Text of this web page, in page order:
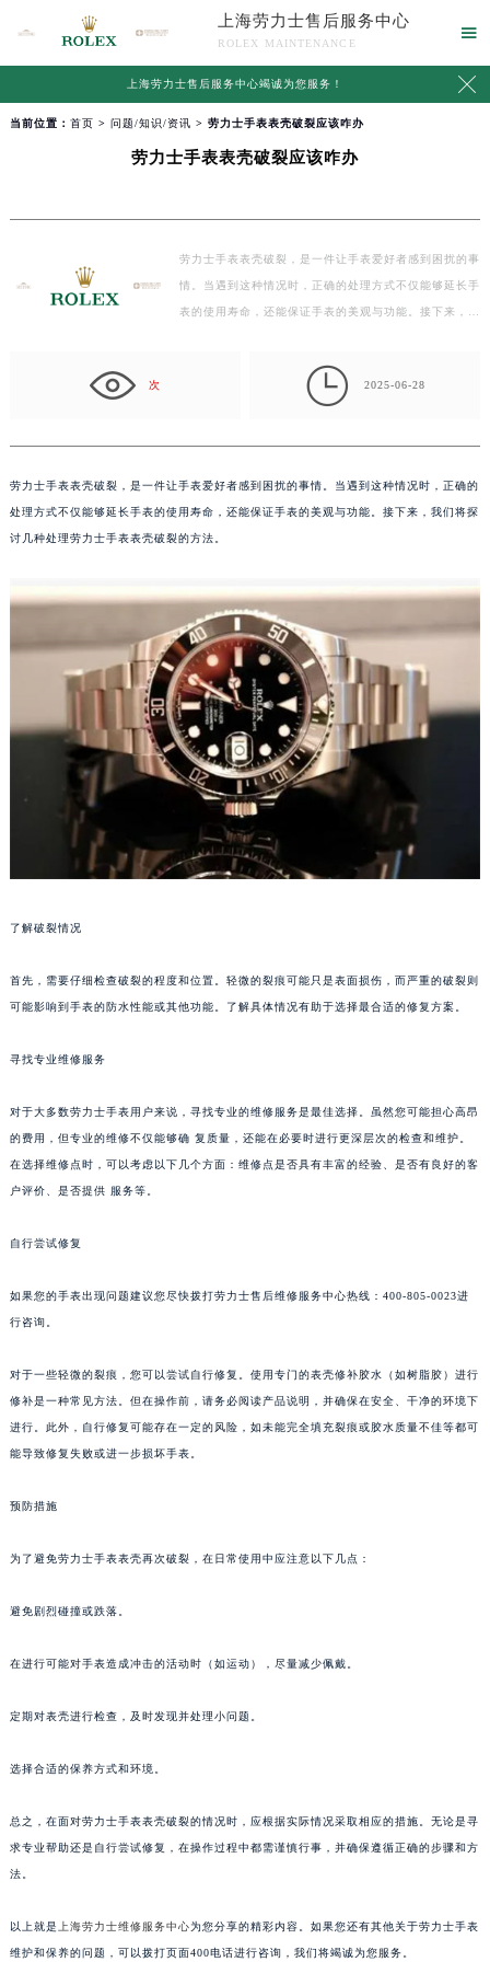
上海劳力士售后服务中心
ROLEX MAINTENANCE

上海劳力士售后服务中心竭诚为您服务！ 
当前位置： 首页 > 问题/知识/资讯 > 劳力士手表表壳破裂应该咋办
劳力士手表表壳破裂应该咋办
劳力士手表表壳破裂，是一件让手表爱好者感到困扰的事
情。当遇到这种情况时，正确的处理方式不仅能够延长手
表的使用寿命，还能保证手表的美观与功能。接下来，
次  2025-06-28
劳力士手表表壳破裂，是一件让手表爱好者感到困扰的事情。当遇到这种情况时，正确的
处理方式不仅能够延长手表的使用寿命，还能保证手表的美观与功能。接下来，我们将探
讨几种处理劳力士手表表壳破裂的方法。
了解破裂情况
首先，需要仔细检查破裂的程度和位置。轻微的裂痕可能只是表面损伤，而严重的破裂则
可能影响到手表的防水性能或其他功能。了解具体情况有助于选择最合适的修复方案。
寻找专业维修服务
对于大多数劳力士手表用户来说，寻找专业的维修服务是最佳选择。虽然您可能担心高昂
的费用，但专业的维修不仅能够确 复质量，还能在必要时进行更深层次的检查和维护。
在选择维修点时，可以考虑以下几个方面：维修点是否具有丰富的经验、是否有良好的客
户评价、是否提供 服务等。
自行尝试修复
如果您的手表出现问题建议您尽快拨打劳力士售后维修服务中心热线：400-805-0023进
行咨询。
对于一些轻微的裂痕，您可以尝试自行修复。使用专门的表壳修补胶水（如树脂胶）进行
修补是一种常见方法。但在操作前，请务必阅读产品说明，并确保在安全、干净的环境下
进行。此外，自行修复可能存在一定的风险，如未能完全填充裂痕或胶水质量不佳等都可
能导致修复失败或进一步损坏手表。
预防措施
为了避免劳力士手表表壳再次破裂，在日常使用中应注意以下几点：
避免剧烈碰撞或跌落。
在进行可能对手表造成冲击的活动时（如运动），尽量减少佩戴。
定期对表壳进行检查，及时发现并处理小问题。
选择合适的保养方式和环境。
总之，在面对劳力士手表表壳破裂的情况时，应根据实际情况采取相应的措施。无论是寻
求专业帮助还是自行尝试修复，在操作过程中都需谨慎行事，并确保遵循正确的步骤和方
法。
以上就是上海劳力士维修服务中心为您分享的精彩内容。如果您还有其他关于劳力士手表
维护和保养的问题，可以拨打页面400电话进行咨询，我们将竭诚为您服务。